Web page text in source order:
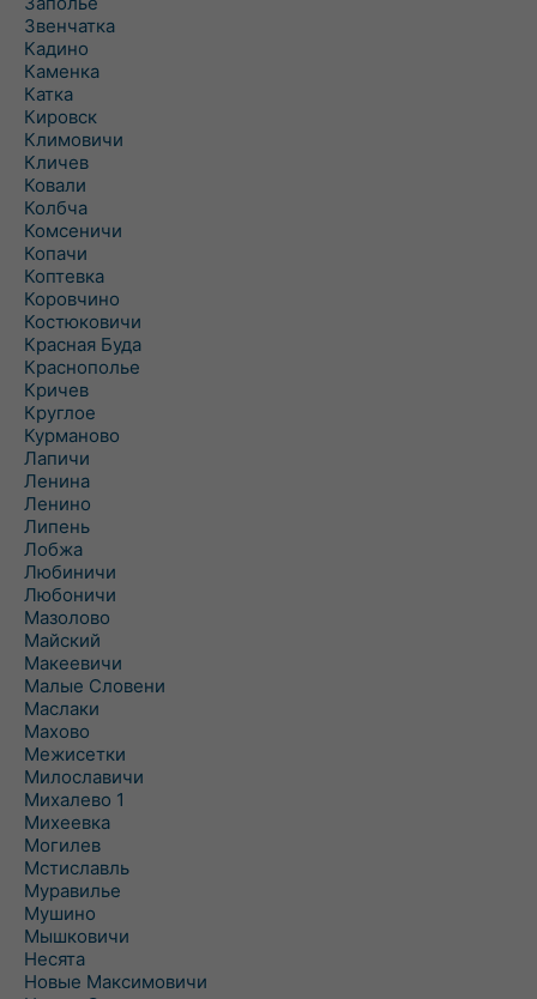
Звенчатка
Кадино
Каменка
Катка
Кировск
Климовичи
Кличев
Ковали
Колбча
Комсеничи
Копачи
Коптевка
Коровчино
Костюковичи
Красная Буда
Краснополье
Кричев
Круглое
Курманово
Лапичи
Ленина
Ленино
Липень
Лобжа
Любиничи
Любоничи
Мазолово
Майский
Макеевичи
Малые Словени
Маслаки
Махово
Межисетки
Милославичи
Михалево 1
Михеевка
Могилев
Мстиславль
Муравилье
Мушино
Мышковичи
Несята
Новые Максимовичи